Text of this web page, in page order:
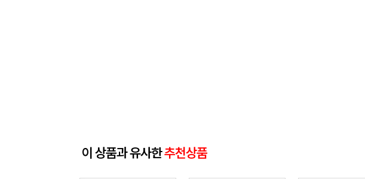
이 상품과 유사한추천상품